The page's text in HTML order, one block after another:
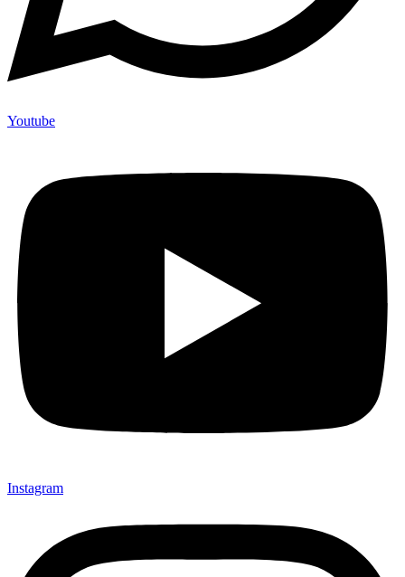
Youtube
Instagram